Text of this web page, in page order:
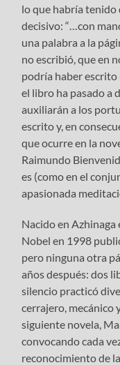
lo que habría tenido
decisivo: “…con
una palabra a la
no escribió, que en
podría haber escrito
el libro ha pasado a
auxiliarán a los
escrito y, en
que ocurre en la
Raimundo
es (como en el
apasionada
Nacido en Azhinaga
Nobel en 1998
pero ninguna otra
años después: dos
silencio practicó
cerrajero, mecánico
siguiente novela,
convocando cada
reconocimiento de